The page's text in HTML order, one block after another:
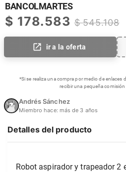
BANCOLMARTES
$ 178.583 $545.108
ir a la oferta
*Si se realiza una compra por medio de enlaces
recibir una pequeña comisión
Andrés Sánchez
Miembro hace: más de 3 años
Detalles del producto
Robot aspirador y trapeador 2